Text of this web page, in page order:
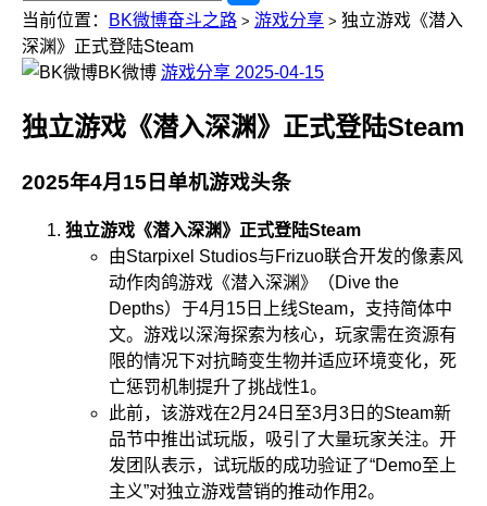
当前位置： BK微博奋斗之路 > 游戏分享 > 独立游戏《潜入
深渊》正式登陆Steam
BK微博 游戏分享 2025-04-15
独立游戏《潜入深渊》正式登陆Steam
2025年4月15日单机游戏头条
独立游戏《潜入深渊》正式登陆Steam
由Starpixel Studios与Frizuo联合开发的像素风
动作肉鸽游戏《潜入深渊》（Dive the
Depths）于4月15日上线Steam，支持简体中
文。游戏以深海探索为核心，玩家需在资源有
限的情况下对抗畸变生物并适应环境变化，死
亡惩罚机制提升了挑战性1。
此前，该游戏在2月24日至3月3日的Steam新
品节中推出试玩版，吸引了大量玩家关注。开
发团队表示，试玩版的成功验证了“Demo至上
主义”对独立游戏营销的推动作用 2。